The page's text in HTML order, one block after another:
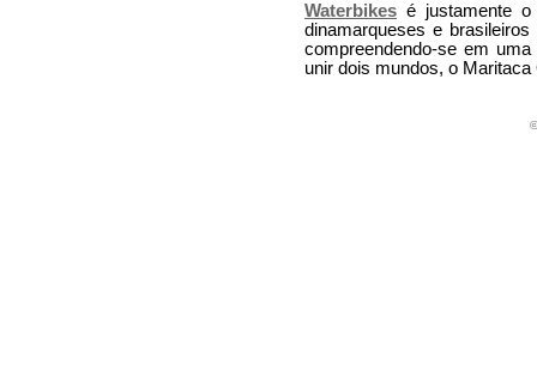
Waterbikes é justamente o
dinamarqueses e
compreendendo-se em
unir dois mundos, o